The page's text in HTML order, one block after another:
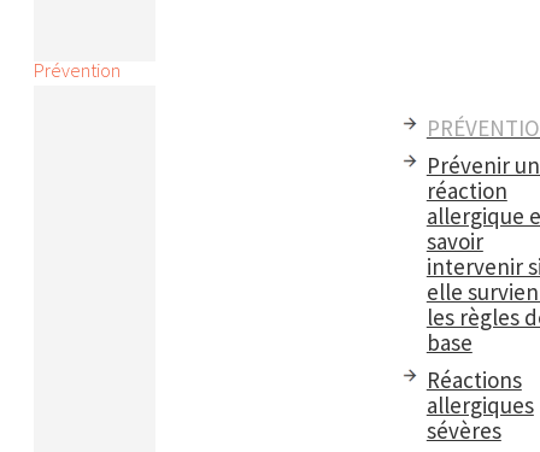
Prévention
Prévenir
réaction
allergique
savoir
intervenir
elle
les règles
base
Réactions
allergiques
sévères